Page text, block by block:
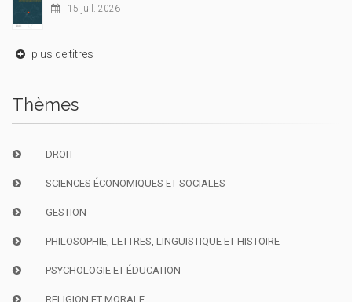
15 juil. 2026
plus de titres
Thèmes
DROIT
SCIENCES ÉCONOMIQUES ET SOCIALES
GESTION
PHILOSOPHIE, LETTRES, LINGUISTIQUE ET HISTOIRE
PSYCHOLOGIE ET ÉDUCATION
RELIGION ET MORALE